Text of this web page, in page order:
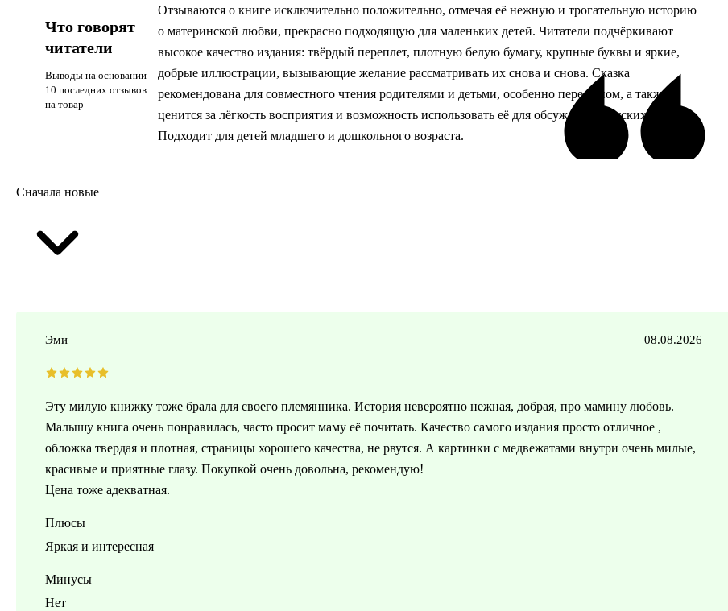
Что говорят
читатели
Выводы на основании
10 последних отзывов
на товар
Отзываются о книге исключительно положительно, отмечая её нежную и трогательную историю
о материнской любви, прекрасно подходящую для маленьких детей. Читатели подчёркивают
высокое качество издания: твёрдый переплет, плотную белую бумагу, крупные буквы и яркие,
добрые иллюстрации, вызывающие желание рассматривать их снова и снова. Сказка
рекомендована для совместного чтения родителями и детьми, особенно перед сном, а также
ценится за лёгкость восприятия и возможность использовать её для обсуждения детских чувств.
Подходит для детей младшего и дошкольного возраста.
Сначала новые
Эми 08.08.2026
Эту милую книжку тоже брала для своего племянника. История невероятно нежная, добрая, про мамину любовь.
Малышу книга очень понравилась, часто просит маму её почитать. Качество самого издания просто отличное ,
обложка твердая и плотная, страницы хорошего качества, не рвутся. А картинки с медвежатами внутри очень милые,
красивые и приятные глазу. Покупкой очень довольна, рекомендую!
Цена тоже адекватная.
Плюсы
Яркая и интересная
Минусы
Нет